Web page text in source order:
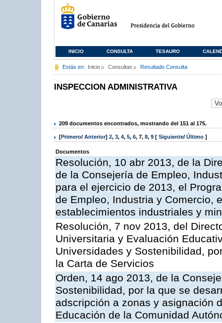
INICIO CONSULTA TESAURO
Estás en: Inicio Consultas Resultado Consulta
INSPECCION ADMINISTRATIVA
209 documentos encontrados, mostrando del 151 al 175.
[Primero/ Anterior] 2, 3, 4, 5, 6, 7, 8, 9 [ Siguiente/ Último ]
Documentos
Resolución, 10 abr 2013, de la
de la Consejería de Empleo,
para el ejercicio de 2013, el
de Empleo, Industria y Comercio,
establecimientos industriales y
Resolución, 7 nov 2013, del
Universitaria y Evaluación
Universidades y Sostenibilidad,
la Carta de Servicios
Orden, 14 ago 2013, de la
Sostenibilidad, por la que se
adscripción a zonas y asignación
Educación de la Comunidad